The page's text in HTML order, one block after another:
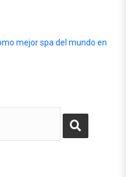
mejor spa del mundo en